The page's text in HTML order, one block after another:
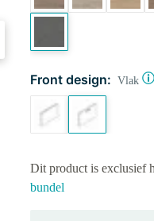
Dit product is exclusief
bundel
Front design: Vlak